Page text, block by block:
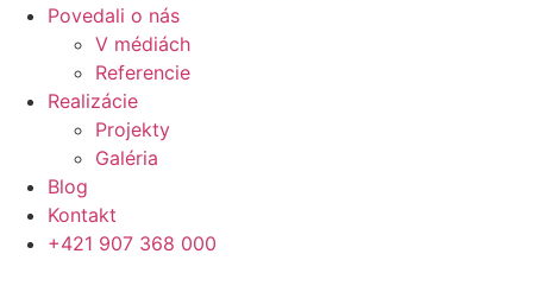
Povedali o nás
V médiách
Referencie
Realizácie
Projekty
Galéria
Blog
Kontakt
+421 907 368 000